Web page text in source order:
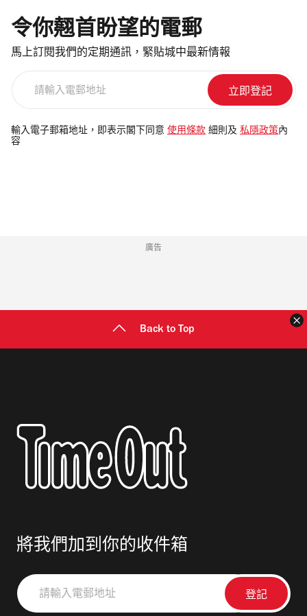
令你翹首盼望的電郵
馬上訂閱我們的定期通訊，緊貼城中最新情報
電
郵
輸入電子郵箱地址，即表示閣下同意 使用條款 細則及 私隱政策 內
容
廣告
Back to Top
將我們加到你的收件箱
請
輸